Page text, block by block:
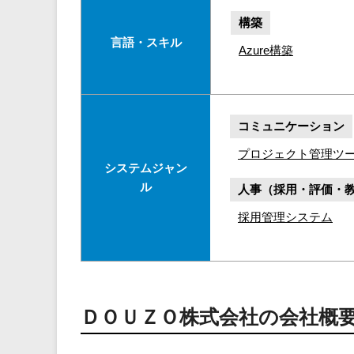
言語・スキル
構築
Azure構築
システムジャン
ル
コミュニケーション
プロジェクト管理ツ
人事（採用・評価・教
採用管理システム
ＤＯＵＺＯ株式会社の会社概